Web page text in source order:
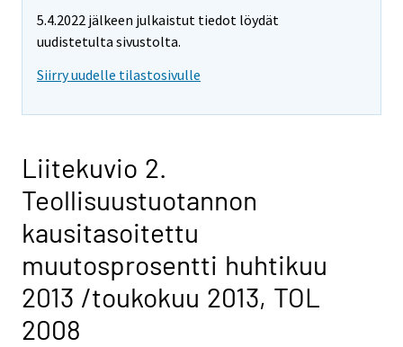
5.4.2022 jälkeen julkaistut tiedot löydät
uudistetulta sivustolta.
Siirry uudelle tilastosivulle
Liitekuvio 2.
Teollisuustuotannon
kausitasoitettu
muutosprosentti huhtikuu
2013 /toukokuu 2013, TOL
2008